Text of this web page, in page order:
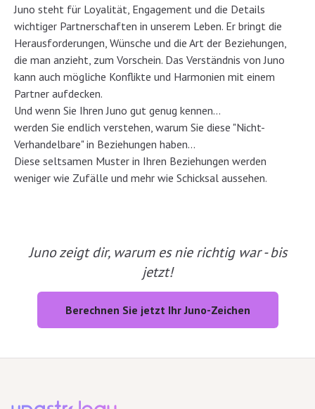
Juno steht für Loyalität, Engagement und die Details
wichtiger Partnerschaften in unserem Leben. Er bringt die
Herausforderungen, Wünsche und die Art der Beziehungen,
die man anzieht, zum Vorschein. Das Verständnis von Juno
kann auch mögliche Konflikte und Harmonien mit einem
Partner aufdecken.
Und wenn Sie Ihren Juno gut genug kennen...
werden Sie endlich verstehen, warum Sie diese "Nicht-
Verhandelbare" in Beziehungen haben...
Diese seltsamen Muster in Ihren Beziehungen werden
weniger wie Zufälle und mehr wie Schicksal aussehen.
Juno zeigt dir, warum es nie richtig war - bis
jetzt!
Berechnen Sie jetzt Ihr Juno-Zeichen